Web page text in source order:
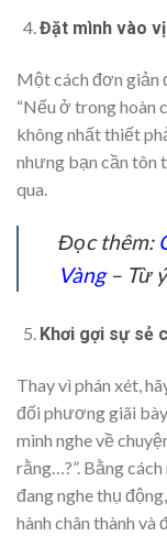
Đặt mình vào
Một cách đơn giản
“Nếu ở trong hoàn
không nhất thiết
nhưng bạn cần tôn
qua.
Đọc thêm:
Vàng– Từ
Khơi gợi sự sẻ
Thay vì phán xét,
đối phương giãi
mình nghe về
rằng…?”. Bằng
đang nghe thụ
hành chân thành và